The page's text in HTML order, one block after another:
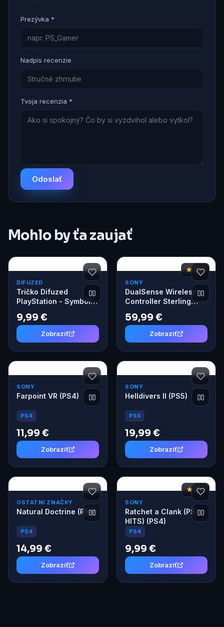
Prezývka *
Nadpis recenzie
Tvoja recenzia *
Odoslať
Mohlo by ťa zaujať
DIFUZED
Tričko Difuzed
PlayStation - Symbols
9,99 €
Zobraziť
★ 8,6
SONY
DualSense Wireless
Controller Sterling
59,99 €
Zobraziť
SONY
Farpoint VR (PS4)
PS4
11,99 €
Zobraziť
SONY
Helldivers II (PS5)
PS5
19,99 €
Zobraziť
OSTATNÍ ZNAČKY
Natural Doctrine (PS4)
PS4
14,99 €
Zobraziť
★ 8,3
SONY
Ratchet a Clank (PS
HITS) (PS4)
PS4
9,99 €
Zobraziť